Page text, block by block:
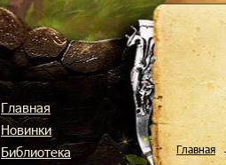
Главная
Новинки
Библиотека
Главная